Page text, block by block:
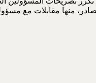
منها مقابلات مع